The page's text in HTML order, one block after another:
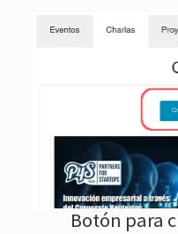
Botón para